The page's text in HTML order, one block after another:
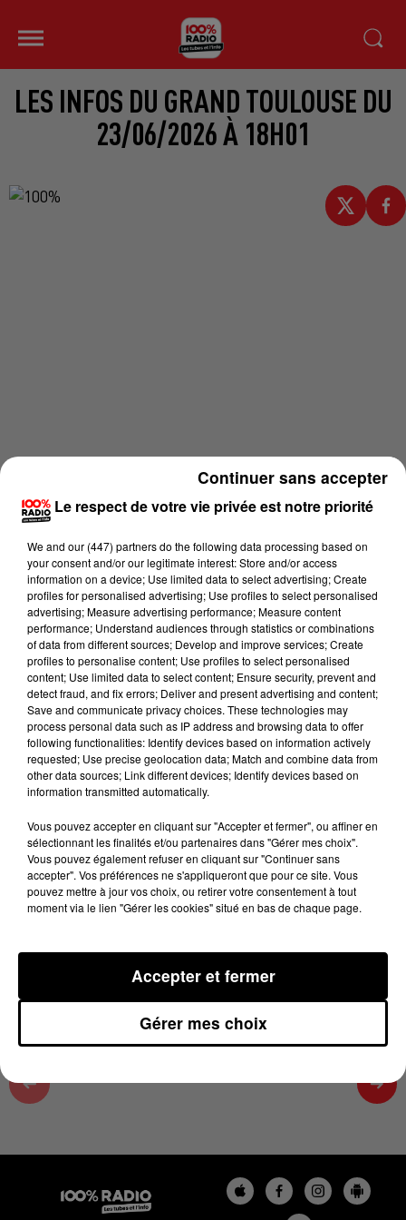
LES INFOS DU GRAND TOULOUSE DU
23/06/2026 À 18H01
Lecture (3 min 56 sec)
100%
Les infos du grand Toulouse du 23/06/2026 à
23 juin 2026 - 3 min 56 sec
LES INFOS DU GRAND TOULOUSE DU
23/06/2026 À 18H01
Podcasts infos du grand Toulouse
Le respect de votre vie privée est notre priorité
We and our (447) partnersdo the following data processing based on
your consent and/or our legitimate interest: Store and/or access
information on a device; Use limited data to select advertising; Create
profiles for personalised advertising; Use profiles to select personalised
advertising; Measure advertising performance; Measure content
performance; Understand audiences through statistics or combinations
of data from different sources; Develop and improve services; Create
profiles to personalise content; Use profiles to select personalised
content; Use limited data to select content; Ensure security, prevent and
detect fraud, and fix errors; Deliver and present advertising and content;
Save and communicate privacy choices. These technologies may
process personal data such as IP address and browsing data to offer
following functionalities: Identify devices based on information actively
requested; Use precise geolocation data; Match and combine data from
other data sources; Link different devices; Identify devices based on
information transmitted automatically.
Vous pouvez accepter en cliquant sur "Accepter et fermer", ou affiner en
sélectionnant les finalités et/ou partenaires dans "Gérer mes choix".
Vous pouvez également refuser en cliquant sur "Continuer sans
accepter". Vos préférences ne s'appliqueront que pour ce site. Vous
pouvez mettre à jour vos choix, ou retirer votre consentement à tout
moment via le lien "Gérer les cookies" situé en bas de chaque page.
Gérer mes choix
Accepter et fermer
Continuer sans accepter